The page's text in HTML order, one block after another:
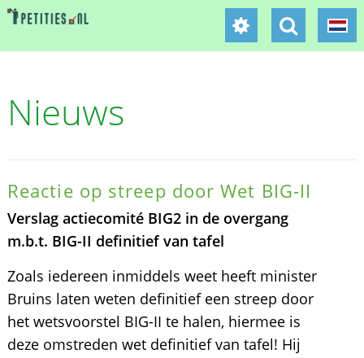
Nieuws
Reactie op streep door Wet BIG-II
Verslag actiecomité BIG2 in de overgang
m.b.t. BIG-II definitief van tafel
Zoals iedereen inmiddels weet heeft minister
Bruins laten weten definitief een streep door
het wetsvoorstel BIG-II te halen, hiermee is
deze omstreden wet definitief van tafel! Hij